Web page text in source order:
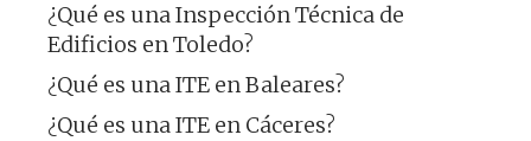
¿Qué es una Inspección Técnica de
Edificios en Toledo?
¿Qué es una ITE en Baleares?
¿Qué es una ITE en Cáceres?